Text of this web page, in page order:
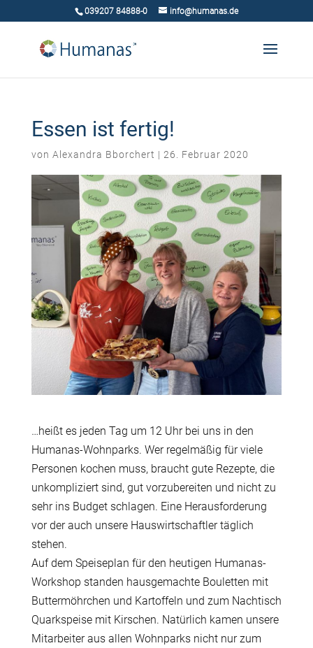
039207 84888-0 info@humanas.de
Essen ist fertig!
von Alexandra Bborchert | 26. Februar 2020
…heißt es jeden Tag um 12 Uhr bei uns in den
Humanas-Wohnparks. Wer regelmäßig für viele
Personen kochen muss, braucht gute Rezepte, die
unkompliziert sind, gut vorzubereiten und nicht zu
sehr ins Budget schlagen. Eine Herausforderung
vor der auch unsere Hauswirtschaftler täglich
stehen.
Auf dem Speiseplan für den heutigen Humanas-
Workshop standen hausgemachte Bouletten mit
Buttermöhrchen und Kartoffeln und zum Nachtisch
Quarkspeise mit Kirschen. Natürlich kamen unsere
Mitarbeiter aus allen Wohnparks nicht nur zum